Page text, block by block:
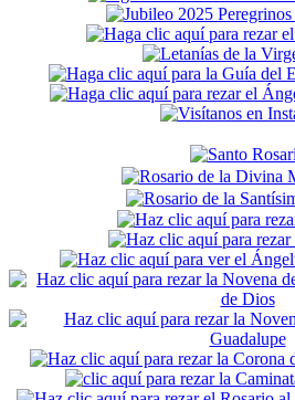
Secondary
Sidebar